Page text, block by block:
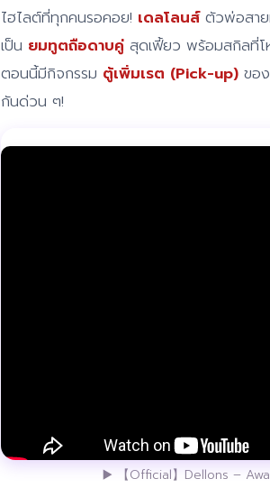
ไฮไลต์ที่ทุกคนรอคอย! เดลโลนส์ตัวพ่อสาย
เป็น ยมทูตถือดาบคู่ สุดเฟี้ยว พร้อมสกิลที่โ
ตอนนี้มีกิจกรรม ตู้เพิ่มเรต (Pick-up) ขอ
กันด่วน ๆ!
▶️ 【Official】Dellons –